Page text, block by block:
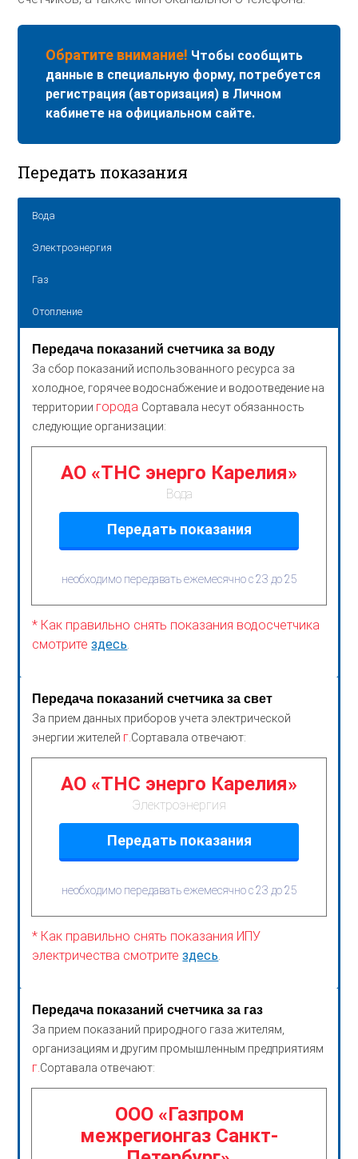
Обратите внимание! Чтобы сообщить
данные в специальную форму, потребуется
регистрация (авторизация) в Личном
кабинете на официальном сайте.
Передать показания
Вода
Электроэнергия
Газ
Отопление
Передача показаний счетчика за воду
За сбор показаний использованного ресурса за
холодное, горячее водоснабжение и водоотведение на
территории города Сортавала несут обязанность
следующие организации:
АО «ТНС энерго Карелия»
Вода
Передать показания
необходимо передавать ежемесячно с 23 до 25
* Как правильно снять показания водосчетчика
смотритездесь
Передача показаний счетчика за свет
За прием данных приборов учета электрической
энергии жителей г. Сортавала отвечают:
АО «ТНС энерго Карелия»
Электроэнергия
Передать показания
необходимо передавать ежемесячно с 23 до 25
* Как правильно снять показания ИПУ
электричества смотритездесь
Передача показаний счетчика за газ
За прием показаний природного газа жителям,
организациям и другим промышленным предприятиям
г. Сортавала отвечают:
ООО «Газпром
межрегионгаз Санкт-